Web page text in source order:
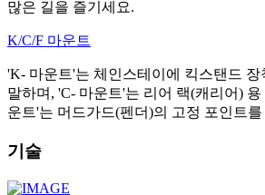
많은 길을 즐기세요.
K/C/F 마운트
'K- 마운트'는 체인스테이에 킥스탠드 장
말하며, 'C- 마운트'는 리어 랙(캐리어)
운트'는 머드가드(펜더)의 고정 포인트
기술